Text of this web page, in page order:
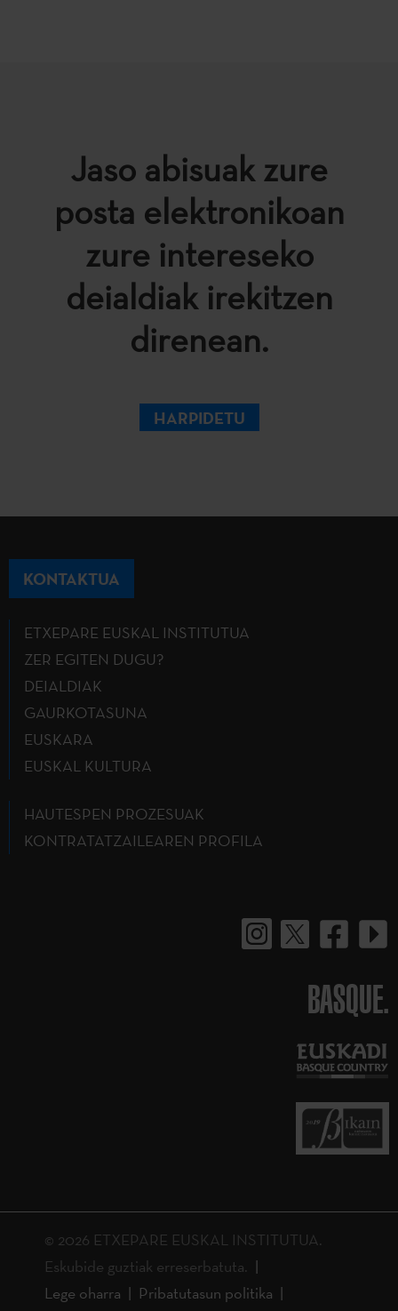
Jaso abisuak zure
posta elektronikoan
zure intereseko
deialdiak irekitzen
direnean.
HARPIDETU
KONTAKTUA
ETXEPARE EUSKAL INSTITUTUA
ZER EGITEN DUGU?
DEIALDIAK
GAURKOTASUNA
EUSKARA
EUSKAL KULTURA
HAUTESPEN PROZESUAK
KONTRATATZAILEAREN PROFILA
BASQUE.
© 2026 ETXEPARE EUSKAL INSTITUTUA.
Eskubide guztiak erreserbatuta.
Lege oharra
Pribatutasun politika